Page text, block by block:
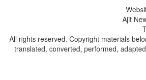
Ajit
All rights reserved. Copyright materials
translated, converted, performed,